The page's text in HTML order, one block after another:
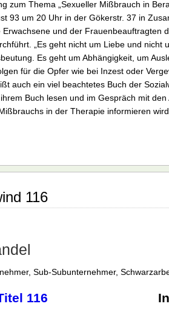
zum Thema „Sexueller Mißbrauch in
93 um 20 Uhr in der Gökerstr. 37 in
und der Frauenbeauftragten
„Es geht nicht um Liebe und nicht
Es geht um Abhängigkeit, um
für die Opfer wie bei Inzest oder
auch ein viel beachtetes Buch der
Buch lesen und im Gespräch mit
in der Therapie informieren
116
Sub-Subunternehmer,